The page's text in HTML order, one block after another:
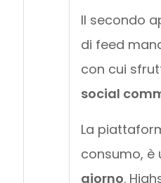
Il secondo
di feed
con cui
social
La
consumo, è
giorno.